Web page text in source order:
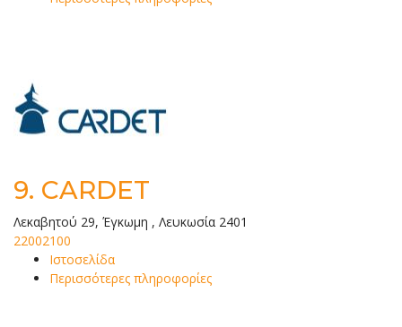
9. CARDET
Λεκαβητού 29, Έγκωμη , Λευκωσία 2401
22002100
Ιστοσελίδα
Περισσότερες πληροφορίες